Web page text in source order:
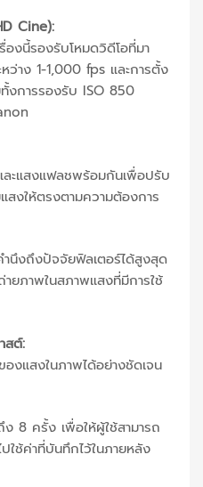
Cine):
องนี้รองรับโหมดวิดีโอที่มา
ว่าง 1-1,000 fps และการตั้ง
งการรองรับ ISO 850
ละแสงแฟลชพร้อมกันเพื่อปรับ
สงให้ตรงตามความต้องการ
นึงถึงปัจจัยฟิลเตอร์ได้สูงสุด
ายภาพในสภาพแสงที่มีการใช้
สต์:
องแสงในภาพได้อย่างชัดเจน
8 ครั้ง เพื่อให้ผู้ใช้สามารถ
ใช้ค่าที่บันทึกไว้ในภายหลัง